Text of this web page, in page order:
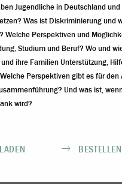
Jugendliche in Deutschland
Was ist Diskriminierung und
Welche Perspektiven und
Studium und Beruf? Wo und
ihre Familien Unterstützung,
Perspektiven gibt es für
Und was ist,
wird?
BESTELLEN